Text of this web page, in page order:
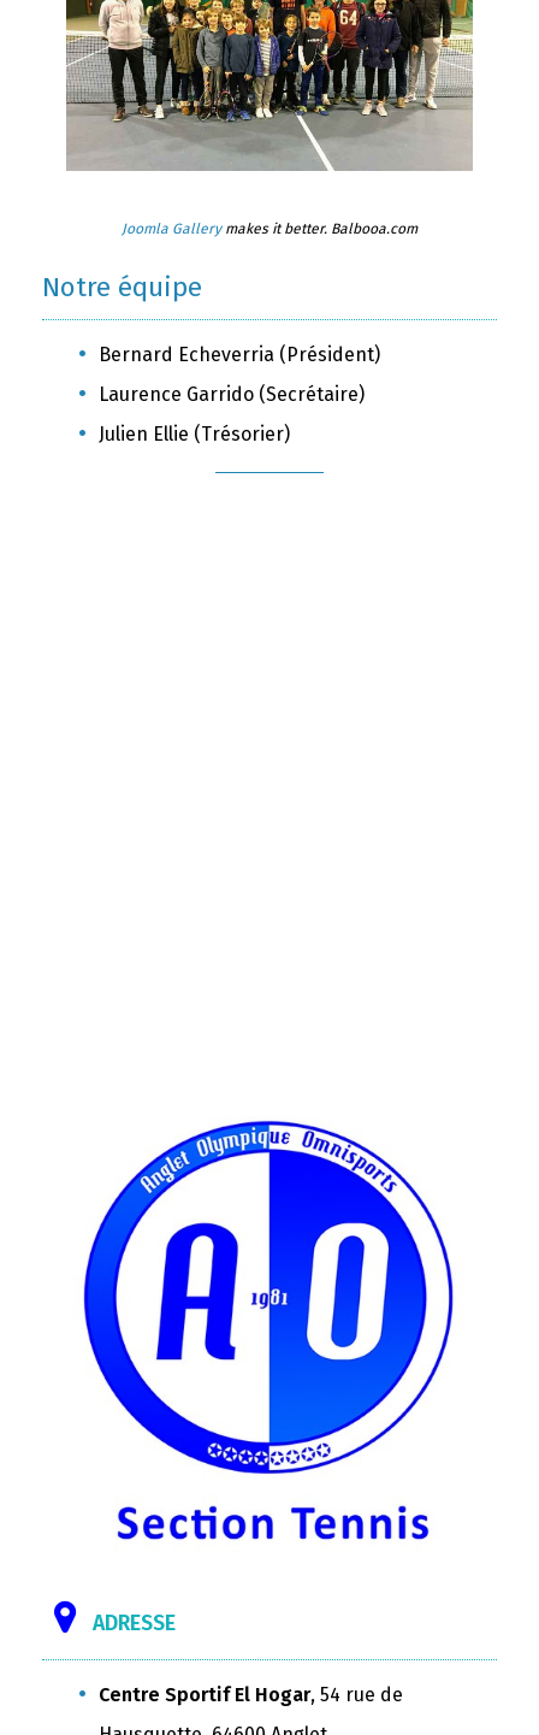
ADRESSE
Centre Sportif El Hogar, 54 rue de
Joomla Gallerymakes it better. Balbooa.com
Notre équipe
Bernard Echeverria (Président)
Laurence Garrido (Secrétaire)
Julien Ellie (Trésorier)